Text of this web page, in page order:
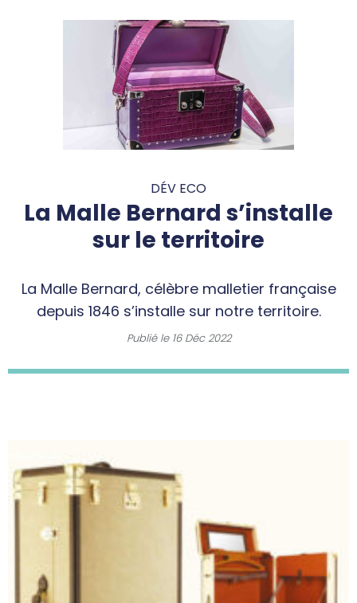
DÉV ECO
La Malle Bernard s’installe
sur le territoire
La Malle Bernard, célèbre malletier française
depuis 1846 s’installe sur notre territoire.
Publié le 16 Déc 2022